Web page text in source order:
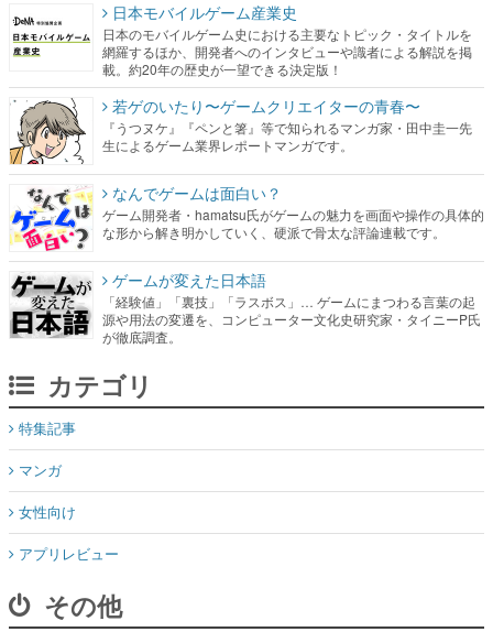
日本モバイルゲーム産業史
日本のモバイルゲーム史における主要なトピック・タイトルを
網羅するほか、開発者へのインタビューや識者による解説を掲
載。約20年の歴史が一望できる決定版！
若ゲのいたり〜ゲームクリエイターの青春〜
『うつヌケ』『ペンと箸』等で知られるマンガ家・田中圭一先
生によるゲーム業界レポートマンガです。
なんでゲームは面白い？
ゲーム開発者・hamatsu氏がゲームの魅力を画面や操作の具体的
な形から解き明かしていく、硬派で骨太な評論連載です。
ゲームが変えた日本語
「経験値」「裏技」「ラスボス」… ゲームにまつわる言葉の起
源や用法の変遷を、コンピューター文化史研究家・タイニーP氏
が徹底調査。
カテゴリ
特集記事
マンガ
女性向け
アプリレビュー
その他